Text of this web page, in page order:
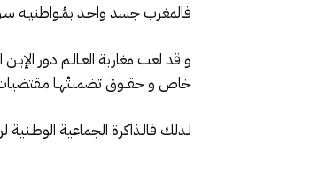
فالمغرب جسد واحـد بمُـواطنيـه
و قد لعب مغاربة العـالـم دور
خاص و حقــوق تـضمنتْهـا
لـذلك فالـذاكرة الجماعية